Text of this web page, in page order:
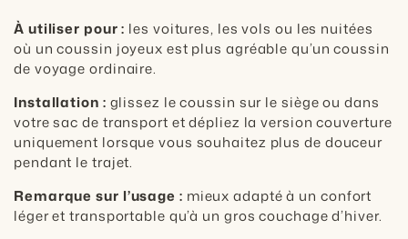
À utiliser pour : les voitures, les vols ou les nuitées
où un coussin joyeux est plus agréable qu’un coussin
de voyage ordinaire.
Installation : glissez le coussin sur le siège ou dans
votre sac de transport et dépliez la version couverture
uniquement lorsque vous souhaitez plus de douceur
pendant le trajet.
Remarque sur l’usage : mieux adapté à un confort
léger et transportable qu’à un gros couchage d’hiver.